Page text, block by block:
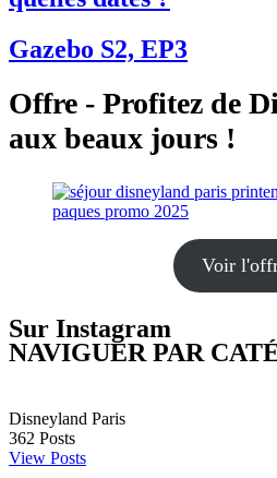
Gazebo S2, EP3
Offre - Profitez de
aux beaux jours !
Voir
Sur Instagram
NAVIGUER PAR
Disneyland Paris
362 Posts
View Posts